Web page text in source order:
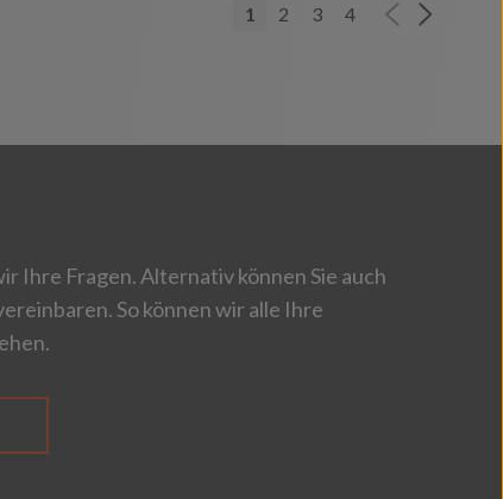
1 2 3 4
Ihre Fragen. Alternativ können Sie auch
So können wir alle Ihre